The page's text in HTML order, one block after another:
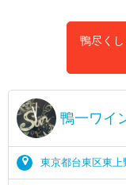
鴨尽く
鴨一ワイ
東京都台東区東上